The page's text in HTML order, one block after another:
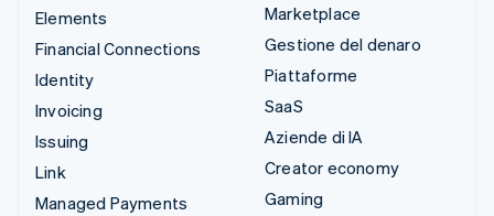
Elements
Financial Connections
Identity
Invoicing
Issuing
Link
Managed Payments
Marketplace
Gestione del denaro
Piattaforme
SaaS
Aziende di IA
Creator economy
Gaming